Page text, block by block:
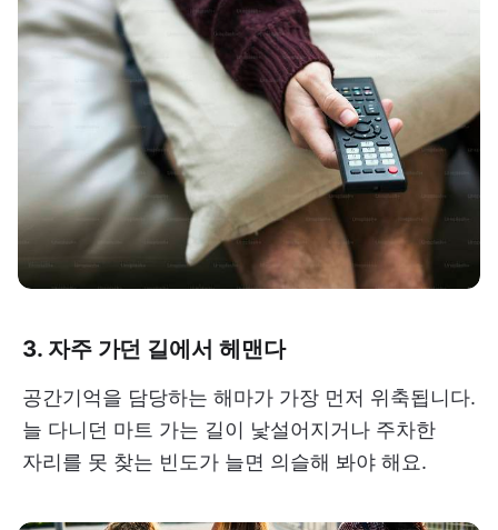
3. 자주 가던 길에서 헤맨다
공간기억을 담당하는 해마가 가장 먼저 위축됩니다.
늘 다니던 마트 가는 길이 낯설어지거나 주차한
자리를 못 찾는 빈도가 늘면 의슬해 봐야 해요.